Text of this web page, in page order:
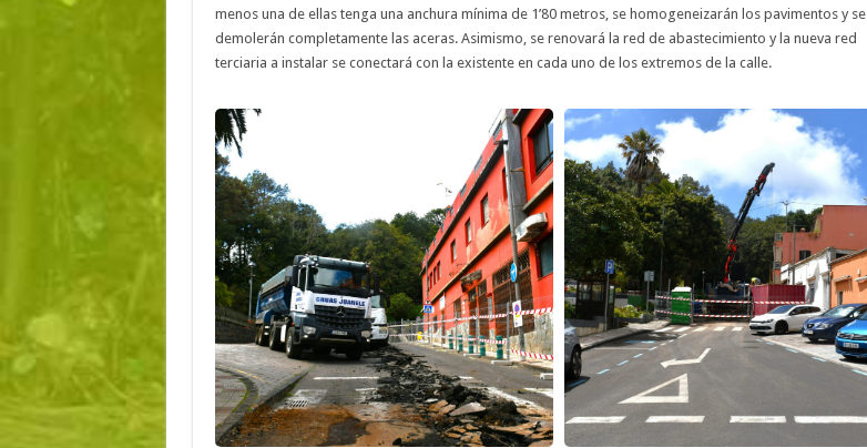
menos una de ellas tenga una anchura mínima de 1’80 metros, se homogeneizarán los pavimentos y se
demolerán completamente las aceras. Asimismo, se renovará la red de abastecimiento y la nueva red
terciaria a instalar se conectará con la existente en cada uno de los extremos de la calle.